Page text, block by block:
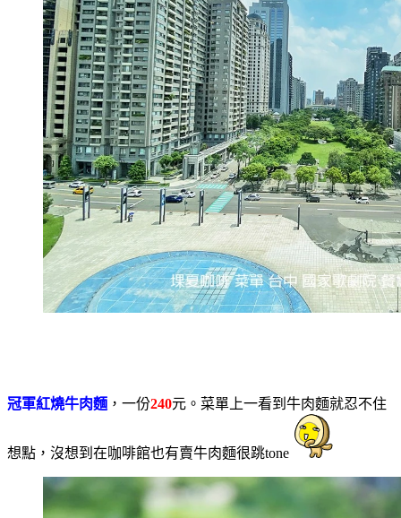
冠軍紅燒牛肉麵 ，一份240元。菜單上一看到牛肉麵就忍不住
想點，沒想到在咖啡館也有賣牛肉麵很跳tone